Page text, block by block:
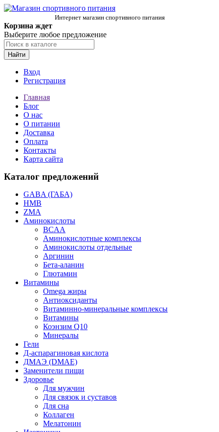
Интернет магазин спортивного питания
Корзина ждет
Выберите любое предложение
Найти
Вход
Регистрация
Главная
Блог
О нас
О питании
Доставка
Оплата
Контакты
Карта сайта
Каталог предложений
GABA (ГАБА)
HMB
ZMA
Аминокислоты
BCAA
Аминокислотные комплексы
Аминокислоты отдельные
Аргинин
Бета-аланин
Глютамин
Витамины
Omega жиры
Антиоксиданты
Витаминно-минеральные комплексы
Витамины
Коэнзим Q10
Минералы
Гели
Д-аспарагиновая кислота
ДМАЭ (DMAE)
Заменители пищи
Здоровье
Для мужчин
Для связок и суставов
Для сна
Коллаген
Мелатонин